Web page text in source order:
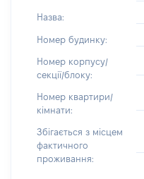
Назва:
Номер будинку:
Номер корпусу/
секції/блоку:
Номер квартири/
кімнати:
Збігається з місцем
фактичного
проживання: